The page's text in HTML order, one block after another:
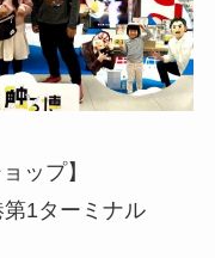
ップ】
1ターミナル